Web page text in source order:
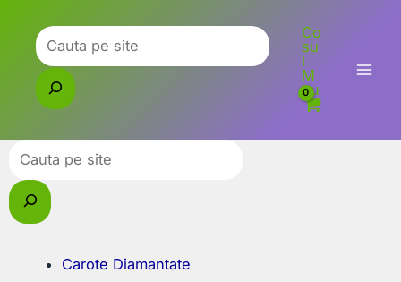
content
Caută
Co
su
l
M
eu
Caută
Carote Diamantate